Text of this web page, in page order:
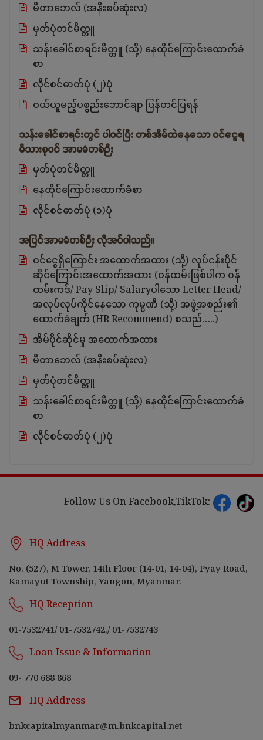
မီတာဘေလ် (အနီးစပ်ဆုံးလ)
မှတ်ပုံတင်မိတ္တူ
သန်းခေါင်စာရင်းမိတ္တူ (သို့) နေထိုင်ကြောင်းထောက်ခံ
စာ
လိုင်စင်ဓာတ်ပုံ (၂)ပုံ
ဝယ်ယူမည့်ပစ္စည်းဘောင်ချာ ပြန်တင်ပြရန်
သန်းခေါင်စာရင်းတွင် ပါဝင်ပြီး တစ်အိမ်ထဲနေသော ဝင်ငွေရ
မိသားစုဝင် အာမခံတစ်ဉီး
မှတ်ပုံတင်မိတ္တူ
နေထိုင်ကြောင်းထောက်ခံစာ
လိုင်စင်ဓာတ်ပုံ (၁)ပုံ
အပြင်အာမခံတစ်ဉီး လိုအပ်ပါသည်။
ဝင်ငွေရှိကြောင်း အထောက်အထား (သို့) လုပ်ငန်းပိုင်
ဆိုင်ကြောင်းအထောက်အထား (ဝန်ထမ်းဖြစ်ပါက ဝန်
ထမ်းကဒ်/ Pay Slip/ Salaryပါသော Letter Head/
အလုပ်လုပ်ကိုင်နေသော ကုမ္ပဏီ (သို့) အဖွဲ့အစည်း၏
ထောက်ခံချက် (HR Recommend) စသည်…..)
အိမ်ပိုင်ဆိုင်မှု အထောက်အထား
မီတာဘေလ် (အနီးစပ်ဆုံးလ)
မှတ်ပုံတင်မိတ္တူ
သန်းခေါင်စာရင်းမိတ္တူ (သို့) နေထိုင်ကြောင်းထောက်ခံ
စာ
လိုင်စင်ဓာတ်ပုံ (၂)ပုံ
Follow Us On Facebook,TikTok:
HQ Address
No. (527), M Tower, 14th Floor (14-01, 14-04), Pyay Road,
Kamayut Township, Yangon, Myanmar.
HQ Reception
01-7532741/ 01-7532742,/ 01-7532743
Loan Issue & Information
09- 770 688 868
HQ Address
bnkcapitalmyanmar@m.bnkcapital.net